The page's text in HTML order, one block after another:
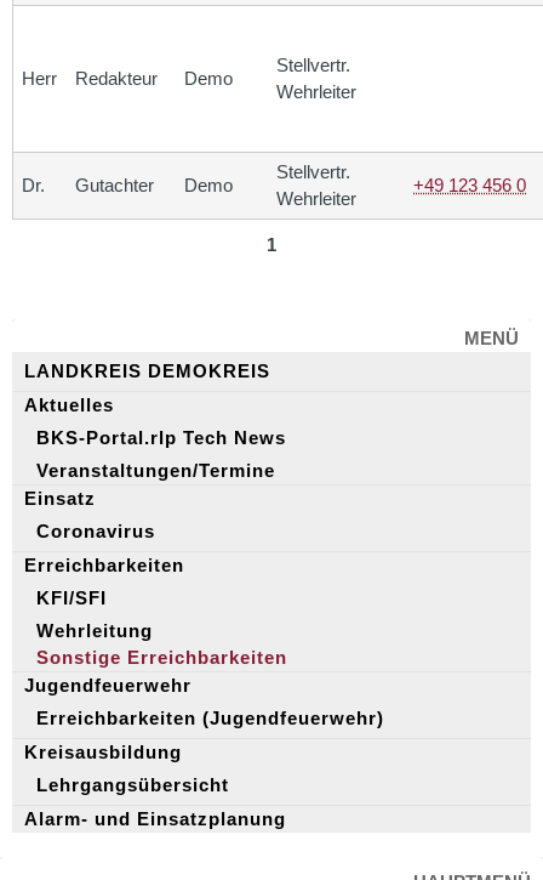
Herr Redakteur Demo
Stellvertr.
Wehrleiter
Dr. Gutachter Demo
Stellvertr.
Wehrleiter
+49 123 456 0
1
MENÜ
LANDKREIS DEMOKREIS
Aktuelles
BKS-Portal.rlp Tech News
Veranstaltungen/Termine
Einsatz
Coronavirus
Erreichbarkeiten
KFI/SFI
Wehrleitung
Sonstige Erreichbarkeiten
Jugendfeuerwehr
Erreichbarkeiten (Jugendfeuerwehr)
Kreisausbildung
Lehrgangsübersicht
Alarm- und Einsatzplanung